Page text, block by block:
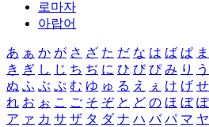
로마자
아랍어
あ ぁ か が さ ざ た だ な は ば ぱ ま
き ぎ し じ ち ぢ に ひ び ぴ み り う
ぬ ふ ぶ ぷ む ゆ ゅ る え ぇ け げ せ
れ お ぉ こ ご そ ぞ と ど の ほ ぼ ぽ
ア ァ カ サ ザ タ ダ ナ ハ バ パ マ ヤ